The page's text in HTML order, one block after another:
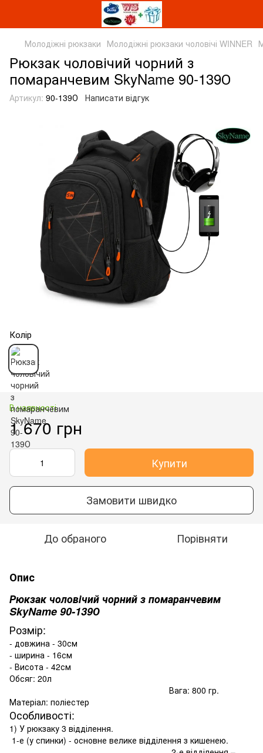
Молодіжні рюкзаки Молодіжні рюкзаки чоловічі WINNER
Рюкзак чоловічий чорний з
помаранчевим SkyName 90-139О
Артикул: 90-139О Написати відгук
Колір
В наявності
1 670 грн
Купити
Замовити швидко
До обраного Порівняти
Опис
Рюкзак чоловічий чорний з помаранчевим
SkyName 90-139О
Розмір:
- довжина - 30см
- ширина - 16см
- Висота - 42см
Обсяг: 20л
Вага: 800 гр.
Матеріал: поліестер
Особливості:
1) У рюкзаку 3 відділення.
1-е (у спинки) - основне велике відділення з кишенею.